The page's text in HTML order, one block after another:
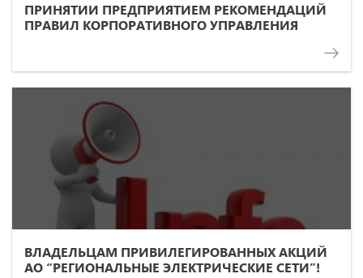
ПРИНЯТИИ ПРЕДПРИЯТИЕМ РЕКОМЕНДАЦИЙ
ПРАВИЛ КОРПОРАТИВНОГО УПРАВЛЕНИЯ
ВЛАДЕЛЬЦАМ ПРИВИЛЕГИРОВАННЫХ АКЦИЙ
АО “РЕГИОНАЛЬНЫЕ ЭЛЕКТРИЧЕСКИЕ СЕТИ”!